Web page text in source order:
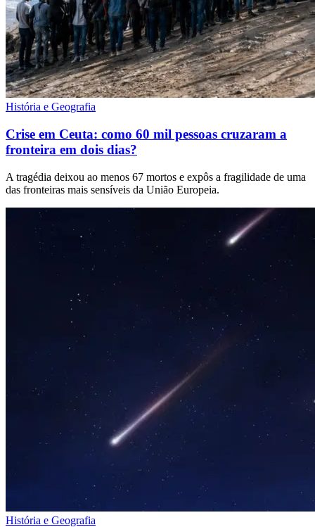
História e Geografia
Crise em Ceuta: como 60 mil pessoas cruzaram a
fronteira em dois dias?
A tragédia deixou ao menos 67 mortos e expôs a fragilidade de uma
das fronteiras mais sensíveis da União Europeia.
História e Geografia